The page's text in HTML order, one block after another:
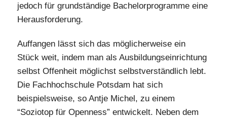
jedoch für grundständige Bachelorprogramme eine
Herausforderung.
Auffangen lässt sich das möglicherweise ein
Stück weit, indem man als Ausbildungseinrichtung
selbst Offenheit möglichst selbstverständlich lebt.
Die Fachhochschule Potsdam hat sich
beispielsweise, so Antje Michel, zu einem
“Soziotop für Openness” entwickelt. Neben dem